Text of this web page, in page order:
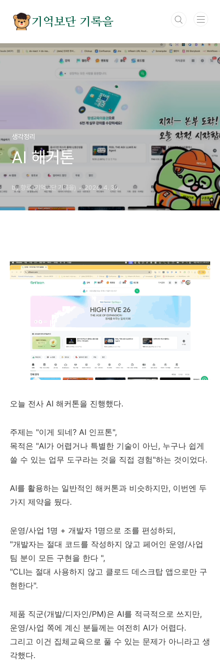
기억보단 기록을
생각정리
AI 해커톤
by 향로 (기억보단 기록을) 2026. 4. 30.
오늘 전사 AI 해커톤을 진행했다.
주제는 "이게 되네? AI 인프톤",
목적은 "AI가 어렵거나 특별한 기술이 아닌, 누구나 쉽게
쓸 수 있는 업무 도구라는 것을 직접 경험"하는 것이었다.
AI를 활용하는 일반적인 해커톤과 비슷하지만, 이번엔 두
가지 제약을 뒀다.
운영/사업 1명 + 개발자 1명으로 조를 편성하되,
"개발자는 절대 코드를 작성하지 않고 페어인 운영/사업
팀 분이 모든 구현을 한다 ",
"CLI는 절대 사용하지 않고 클로드 데스크탑 앱으로만 구
현한다".
제품 직군(개발/디자인/PM)은 AI를 적극적으로 쓰지만,
운영/사업 쪽에 계신 분들께는 여전히 AI가 어렵다.
그리고 이건 집체교육으로 풀 수 있는 문제가 아니라고 생
각했다.